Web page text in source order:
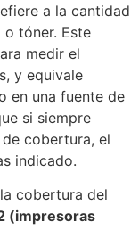
a la cantidad
tóner. Este
medir el
y equivale
en una fuente de
si siempre
cobertura, el
indicado.
cobertura del
(impresoras